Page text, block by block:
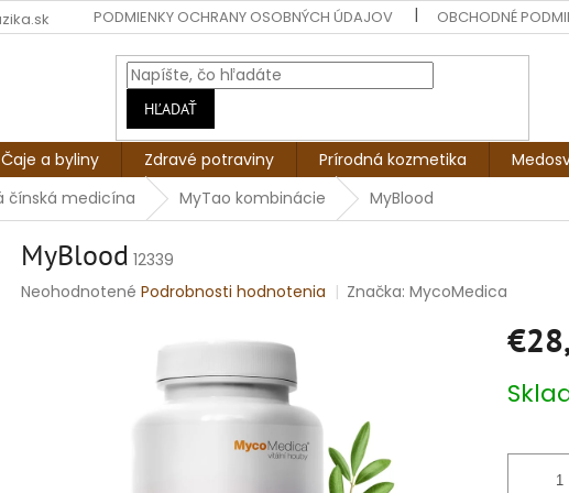
PODMIENKY OCHRANY OSOBNÝCH ÚDAJOV OBCHODNÉ
HĽADAŤ
Čaje a byliny Zdravé potraviny Prírodná kozmetika
čínská medicína MyTao kombinácie MyBlood
MyBlood 12339
Priemerné
Neohodnotené Podrobnosti hodnotenia Značka:MycoMedica
cena: